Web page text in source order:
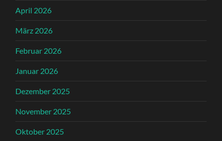
April 2026
März 2026
Februar 2026
Januar 2026
Dezember 2025
November 2025
Oktober 2025